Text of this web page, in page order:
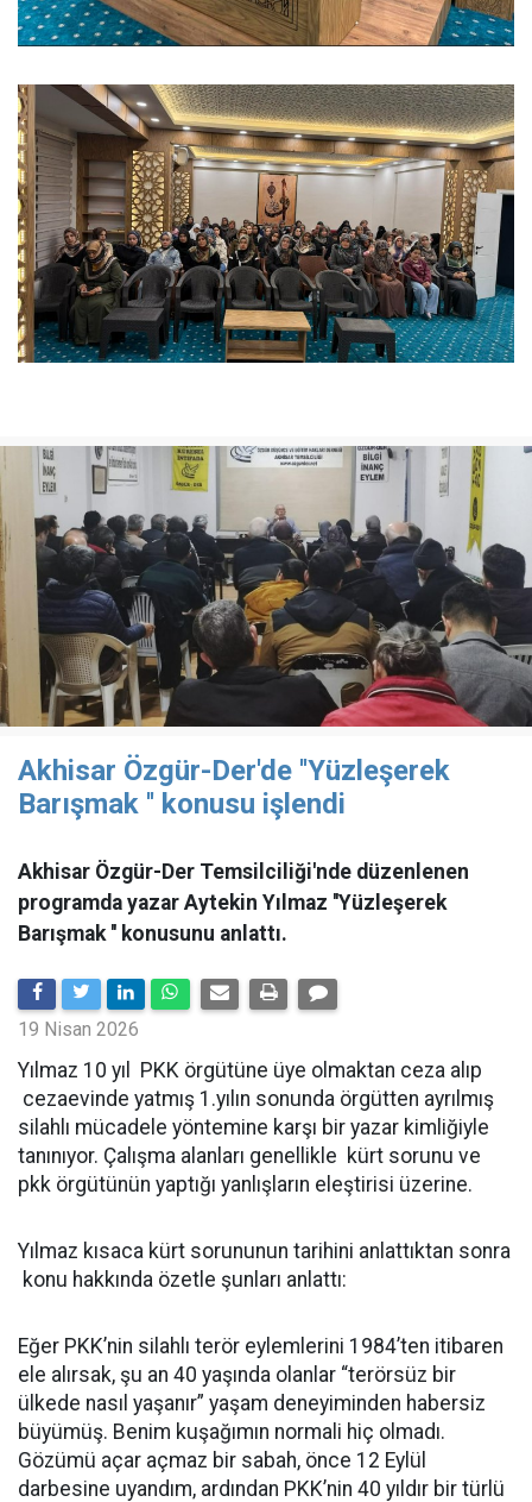
Akhisar Özgür-Der'de ''Yüzleşerek
Barışmak '' konusu işlendi
Akhisar Özgür-Der Temsilciliği'nde düzenlenen
programda yazar Aytekin Yılmaz ''Yüzleşerek
Barışmak '' konusunu anlattı.
19 Nisan 2026
Yılmaz 10 yıl PKK örgütüne üye olmaktan ceza alıp
cezaevinde yatmış 1.yılın sonunda örgütten ayrılmış
silahlı mücadele yöntemine karşı bir yazar kimliğiyle
tanınıyor. Çalışma alanları genellikle kürt sorunu ve
pkk örgütünün yaptığı yanlışların eleştirisi üzerine.
Yılmaz kısaca kürt sorununun tarihini anlattıktan sonra
konu hakkında özetle şunları anlattı:
Eğer PKK’nin silahlı terör eylemlerini 1984’ten itibaren
ele alırsak, şu an 40 yaşında olanlar “terörsüz bir
ülkede nasıl yaşanır” yaşam deneyiminden habersiz
büyümüş. Benim kuşağımın normali hiç olmadı.
Gözümü açar açmaz bir sabah, önce 12 Eylül
darbesine uyandım, ardından PKK’nin 40 yıldır bir türlü